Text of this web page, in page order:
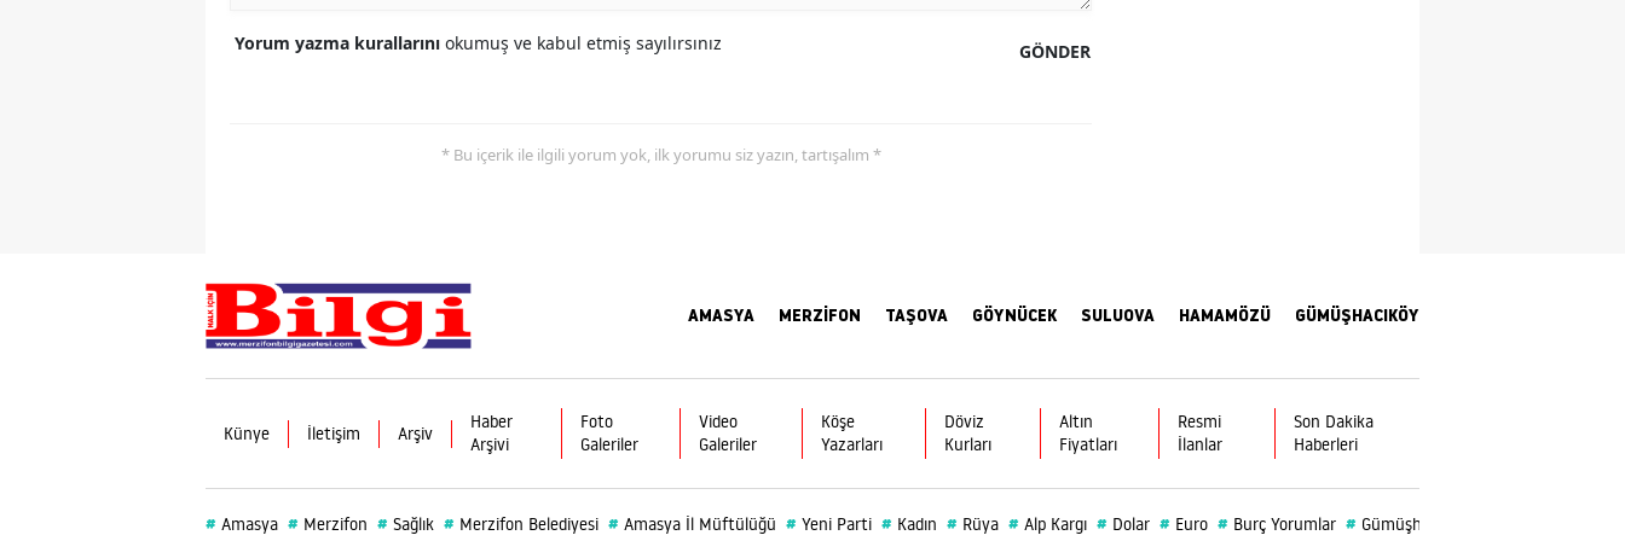
Tunceli
Şanlıurfa
Uşak
Van
GÖNDER
Yorum yazma kurallarını okumuş ve kabul etmiş sayılırsınız
* Bu içerik ile ilgili yorum yok, ilk yorumu siz yazın, tartışalım *
AMASYA MERZİFON TAŞOVA GÖYNÜCEK SULUOVA HAMAMÖZÜ GÜMÜŞHACIKÖY
Künye İletişim Arşiv
Haber
Arşivi
Foto
Galeriler
Video
Galeriler
Köşe
Yazarları
Döviz
Kurları
Altın
Fiyatları
Resmi
İlanlar
Son Dakika
Haberleri
# Amasya # Merzifon # Sağlık # Merzifon Belediyesi # Amasya İl Müftülüğü # Yeni Parti # Kadın # Rüya # Alp Kargı # Dolar # Euro # Burç Yorumlar # Gümüşhacıköy